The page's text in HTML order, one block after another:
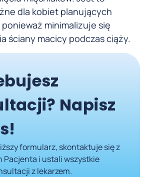
dla kobiet planujących
minimalizuje się
ściany macicy podczas ciąży.
Napisz
formularz, skontaktuje się z
Pacjenta i ustali wszystkie
z lekarzem.